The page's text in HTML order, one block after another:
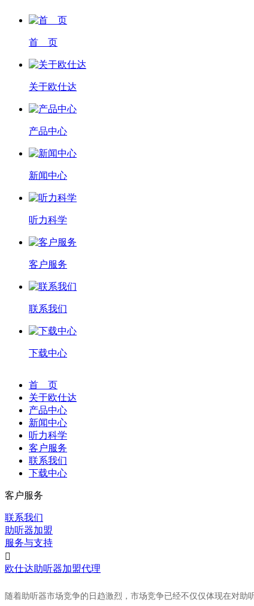
首 页
关于欧仕达
产品中心
新闻中心
听力科学
客户服务
联系我们
下载中心
首 页
关于欧仕达
产品中心
新闻中心
听力科学
客户服务
联系我们
下载中心
客户服务
联系我们
助听器加盟
服务与支持

欧仕达助听器加盟代理
随着助听器市场竞争的日趋激烈，市场竞争已经不仅仅体现在对